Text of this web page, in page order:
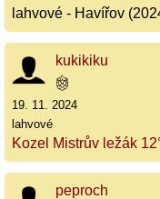
lahvové - Havířov
kukikiku
19. 11. 2024
lahvové
Kozel Mistrův ležák
peproch